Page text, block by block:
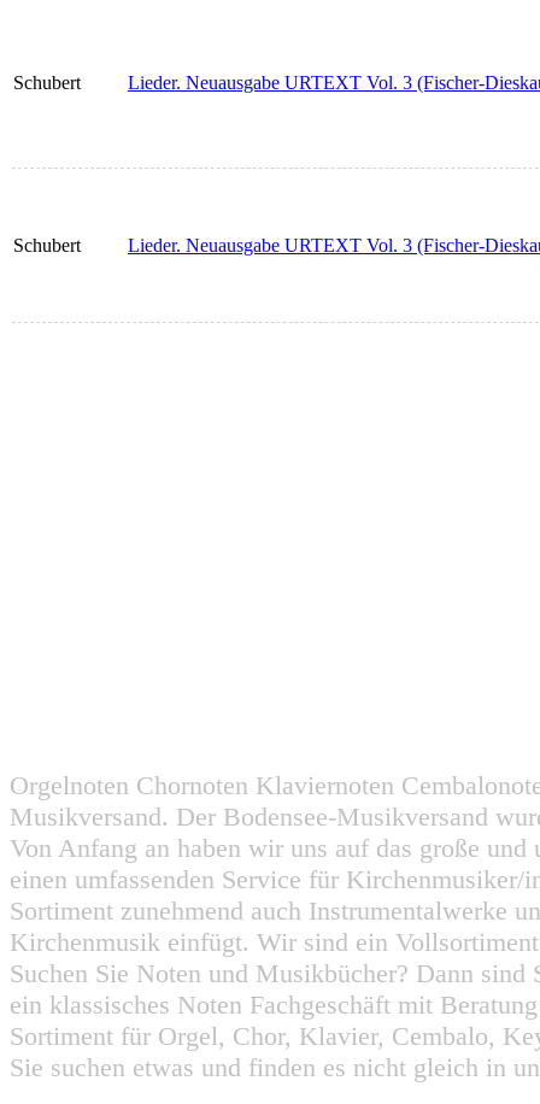
Schubert Lieder. Neuausgabe URTEXT Vol. 3 (Fischer-
Schubert Lieder. Neuausgabe URTEXT Vol. 3 (Fischer-
Orgelnoten Chornoten Klaviernoten
Musikversand. Der Bodensee-Musikversand
Von Anfang an haben wir uns auf das große
einen umfassenden Service für
Sortiment zunehmend auch Instrumentalwerke
Kirchenmusik einfügt. Wir sind ein
Suchen Sie Noten und Musikbücher? Dann
ein klassisches Noten Fachgeschäft mit
Sortiment für Orgel, Chor, Klavier, Cembalo,
Sie suchen etwas und finden es nicht gleich in